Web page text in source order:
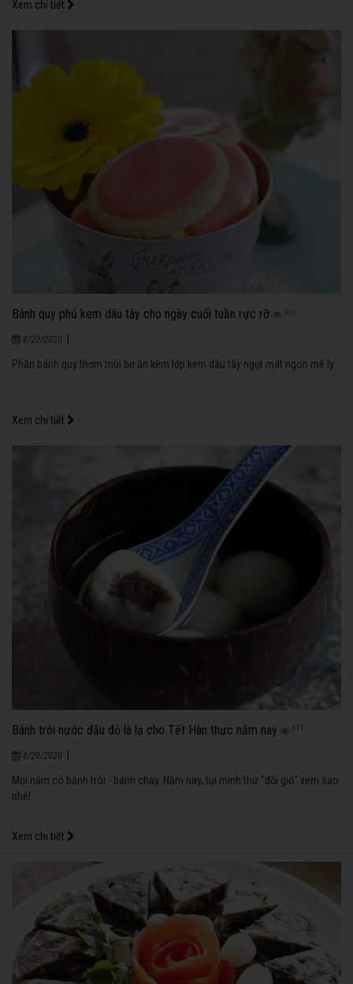
Xem chi tiết
Bánh quy phủ kem dâu tây cho ngày cuối tuần rực rỡ 905
8/20/2020
Phần bánh quy thơm mùi bơ ăn kèm lớp kem dâu tây ngọt mát ngon mê ly.
Xem chi tiết
Bánh trôi nước đậu đỏ là lạ cho Tết Hàn thực năm nay 871
8/20/2020
Mọi năm có bánh trôi - bánh chay. Năm nay, tụi mình thử "đổi gió" xem sao
nhé!
Xem chi tiết